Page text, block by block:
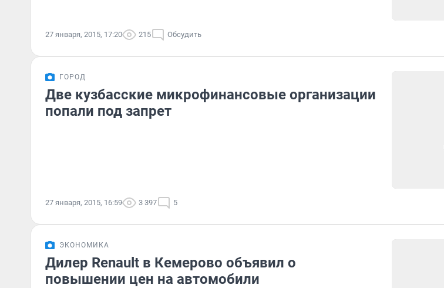
27 января, 2015, 17:20 215 Обсудить
ГОРОД
Две кузбасские микрофинансовые организации
попали под запрет
27 января, 2015, 16:59 3 397 5
ЭКОНОМИКА
Дилер Renault в Кемерово объявил о
повышении цен на автомобили